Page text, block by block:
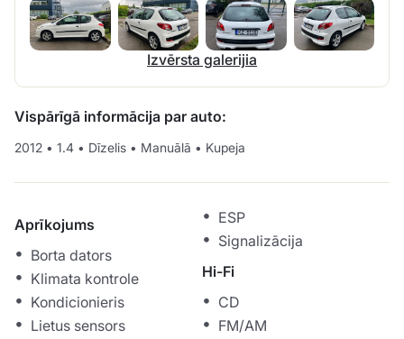
Izvērsta galerijia
Vispārīgā informācija par auto:
2012 • 1.4 • Dīzelis • Manuālā • Kupeja
Aprīkojums
Borta dators
Klimata kontrole
Kondicionieris
Lietus sensors
ESP
Signalizācija
Hi-Fi
CD
FM/AM